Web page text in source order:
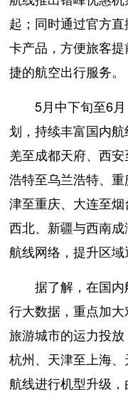
起；同时通过官方
卡产品，方便旅客
捷的航空出行服务。
5月中下旬至6月
划，持续丰富国内
羌至成都天府、西
浩特至乌兰浩特、
津至重庆、大连至烟
西北、新疆与西南
航线网络，提升区域
据了解，在国内
行大数据，重点加
旅游城市的运力投
杭州、天津至上海
航线进行机型升级